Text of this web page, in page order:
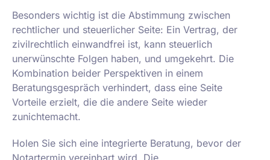
Besonders wichtig ist die Abstimmung zwischen
rechtlicher und steuerlicher Seite: Ein Vertrag, der
zivilrechtlich einwandfrei ist, kann steuerlich
unerwünschte Folgen haben, und umgekehrt. Die
Kombination beider Perspektiven in einem
Beratungsgespräch verhindert, dass eine Seite
Vorteile erzielt, die die andere Seite wieder
zunichtemacht.
Holen Sie sich eine integrierte Beratung, bevor der
Notartermin vereinbart wird. Die